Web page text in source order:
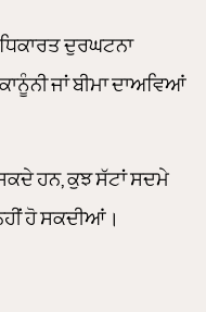
ਦੁਰਘਟਨਾ
ਜਾਂ ਬੀਮਾ ਦਾਅਵਿਆਂ
ਹਨ, ਕੁਝ ਸੱਟਾਂ ਸਦਮੇ
ਹੋ ਸਕਦੀਆਂ।